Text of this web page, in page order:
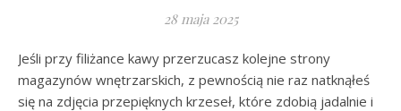
28 maja 2025
Jeśli przy filiżance kawy przerzucasz kolejne strony
magazynów wnętrzarskich, z pewnością nie raz natknąłeś
się na zdjęcia przepięknych krzeseł, które zdobią jadalnie i